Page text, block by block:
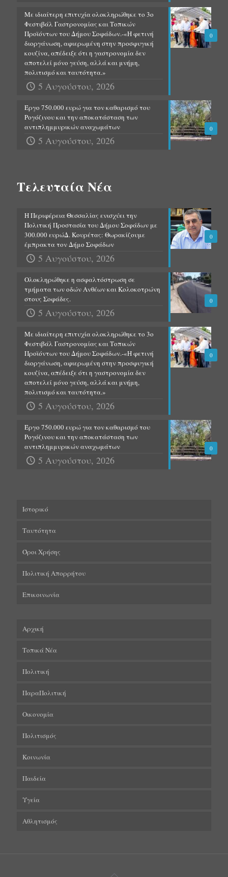
0
Με ιδιαίτερη επιτυχία ολοκληρώθηκε το 3ο
Φεστιβάλ Γαστρονομίας και Τοπικών
Προϊόντων του Δήμου Σοφάδων.-«Η φετινή
διοργάνωση, αφιερωμένη στην προσφυγική
κουζίνα, απέδειξε ότι η γαστρονομία δεν
αποτελεί μόνο γεύση, αλλά και μνήμη,
πολιτισμό και ταυτότητα.»
5 Αυγούστου, 2026
0
Έργο 750.000 ευρώ για τον καθαρισμό του
Ρογόζινου και την αποκατάσταση των
αντιπλημμυρικών αναχωμάτων
5 Αυγούστου, 2026
Τελευταία Νέα
0
Η Περιφέρεια Θεσσαλίας ενισχύει την
Πολιτική Προστασία του Δήμου Σοφάδων με
300.000 ευρώΔ. Κουρέτας: Θωρακίζουμε
έμπρακτα τον Δήμο Σοφάδων
5 Αυγούστου, 2026
0
Ολοκληρώθηκε η ασφαλτόστρωση σε
τμήματα των οδών Ανθέων και Κολοκοτρώνη
στους Σοφάδες.
5 Αυγούστου, 2026
0
Με ιδιαίτερη επιτυχία ολοκληρώθηκε το 3ο
Φεστιβάλ Γαστρονομίας και Τοπικών
Προϊόντων του Δήμου Σοφάδων.-«Η φετινή
διοργάνωση, αφιερωμένη στην προσφυγική
κουζίνα, απέδειξε ότι η γαστρονομία δεν
αποτελεί μόνο γεύση, αλλά και μνήμη,
πολιτισμό και ταυτότητα.»
5 Αυγούστου, 2026
0
Έργο 750.000 ευρώ για τον καθαρισμό του
Ρογόζινου και την αποκατάσταση των
αντιπλημμυρικών αναχωμάτων
5 Αυγούστου, 2026
Ιστορικό
Ταυτότητα
Όροι Χρήσης
Πολιτική Απορρήτου
Επικοινωνία
Αρχική
Τοπικά Νέα
Πολιτική
ΠαραΠολιτική
Οικονομία
Πολιτισμός
Κοινωνία
Παιδεία
Υγεία
Αθλητισμός